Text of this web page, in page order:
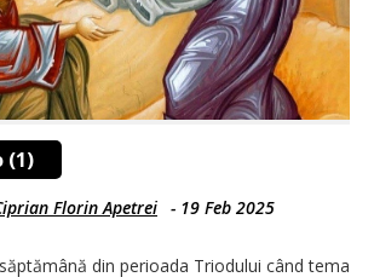
(1)
Florin Apetrei - 19 Feb 2025
din perioada Trio­dului când tema